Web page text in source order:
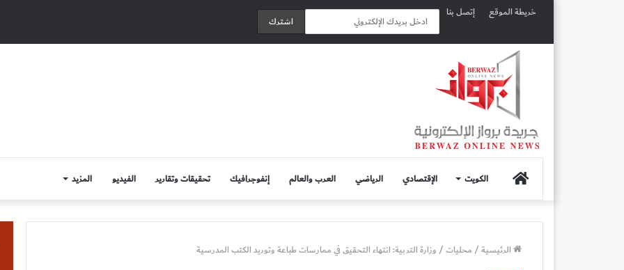
خريطة الموقع إتصل بنا
الصفحة
الرئيسية
الكويت الإقتصادي الرياضي العرب والعالم إنفوجرافيك تحقيقات وتقارير الفيديو المزيد
الرئيسية/محليات/وزارة التربية: انتهاء التحقيق في ممارسات طباعة وتوريد الكتب المدرسية